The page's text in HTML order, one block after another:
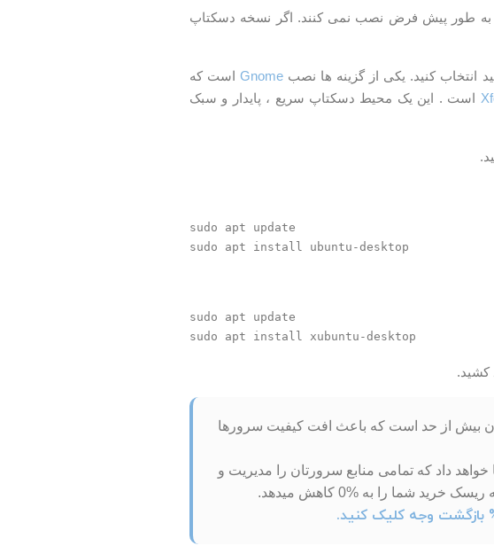
به طور پیش فرض نصب نمی کنند. اگر نسخه دسکتاپ
انتخاب کنید. یکی از گزینه ها نصب Gnomeاست که
است . این یک محیط دسکتاپ سریع ، پایدار و سبک
sudo apt update
sudo apt update
اورسل کردن بیش از حد است که باعث افت کیفیت سرورها
داد که تمامی منابع سرورتان را مدیریت و